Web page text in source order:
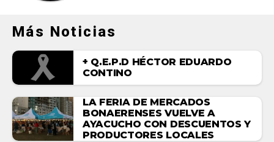
Más Noticias
+ Q.E.P.D HÉCTOR EDUARDO
CONTINO
LA FERIA DE MERCADOS
BONAERENSES VUELVE A
AYACUCHO CON DESCUENTOS Y
PRODUCTORES LOCALES